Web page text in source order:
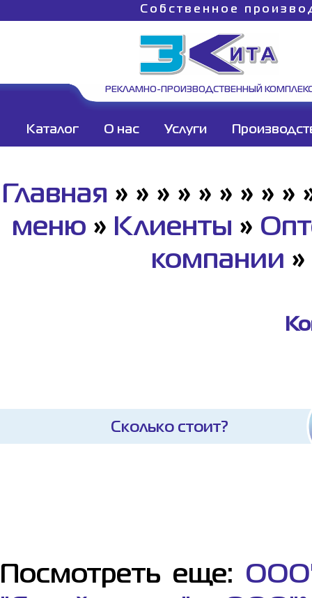
Собственное
РЕКЛАМНО-ПРОИЗВОДСТВЕННЫЙ
Каталог О нас Услуги
Главная » » » » » » » » »
меню » Клиенты »
компании »
Сколько стоит?
Посмотреть еще: